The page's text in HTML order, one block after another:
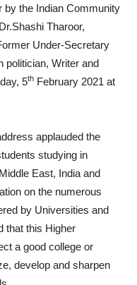
by the Indian Community
Tharoor,
Under-Secretary
politician, Writer and
5th February 2021 at
applauded the
studying in
East, India and
on the numerous
by Universities and
that this Higher
a good college or
develop and sharpen